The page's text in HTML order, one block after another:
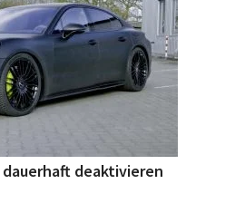
dauerhaft deaktivieren